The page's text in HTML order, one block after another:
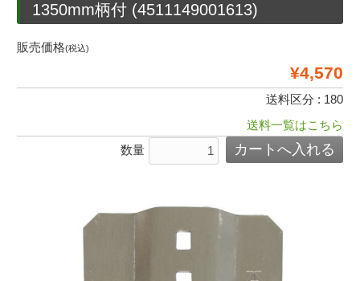
1350mm柄付 (4511149001613)
販売価格(税込)
¥4,570
送料区分 : 180
送料一覧はこちら
数量